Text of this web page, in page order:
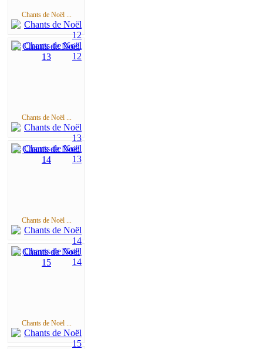
Chants de Noël ...
Chants de Noël ...
Chants de Noël ...
Chants de Noël ...